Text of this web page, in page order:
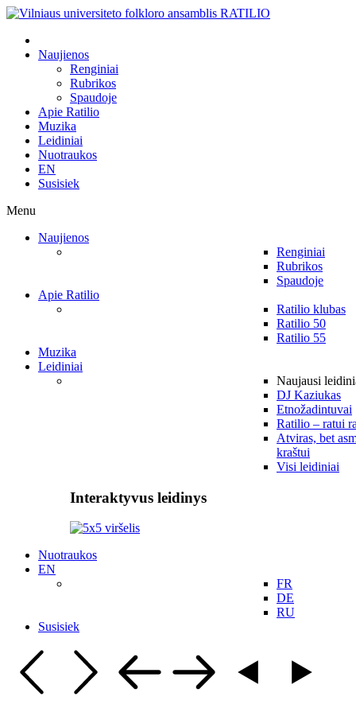
Naujienos
Renginiai
Rubrikos
Spaudoje
Apie Ratilio
Muzika
Leidiniai
Nuotraukos
EN
Susisiek
Menu
Naujienos
Renginiai
Rubrikos
Spaudoje
Apie Ratilio
Ratilio klubas
Ratilio 50
Ratilio 55
Muzika
Leidiniai
Naujausi
DJ Kaziukas
Etnožadintuvai
Ratilio – ratui
Atviras, bet
kraštui
Visi leidiniai
Interaktyvus leidinys
Nuotraukos
EN
FR
DE
RU
Susisiek